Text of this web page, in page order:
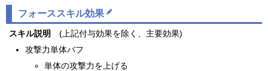
フォーススキル効果
スキル説明
(上記付与効果を除く、主要効果)
攻撃力単体バフ
単体の攻撃力を上げる